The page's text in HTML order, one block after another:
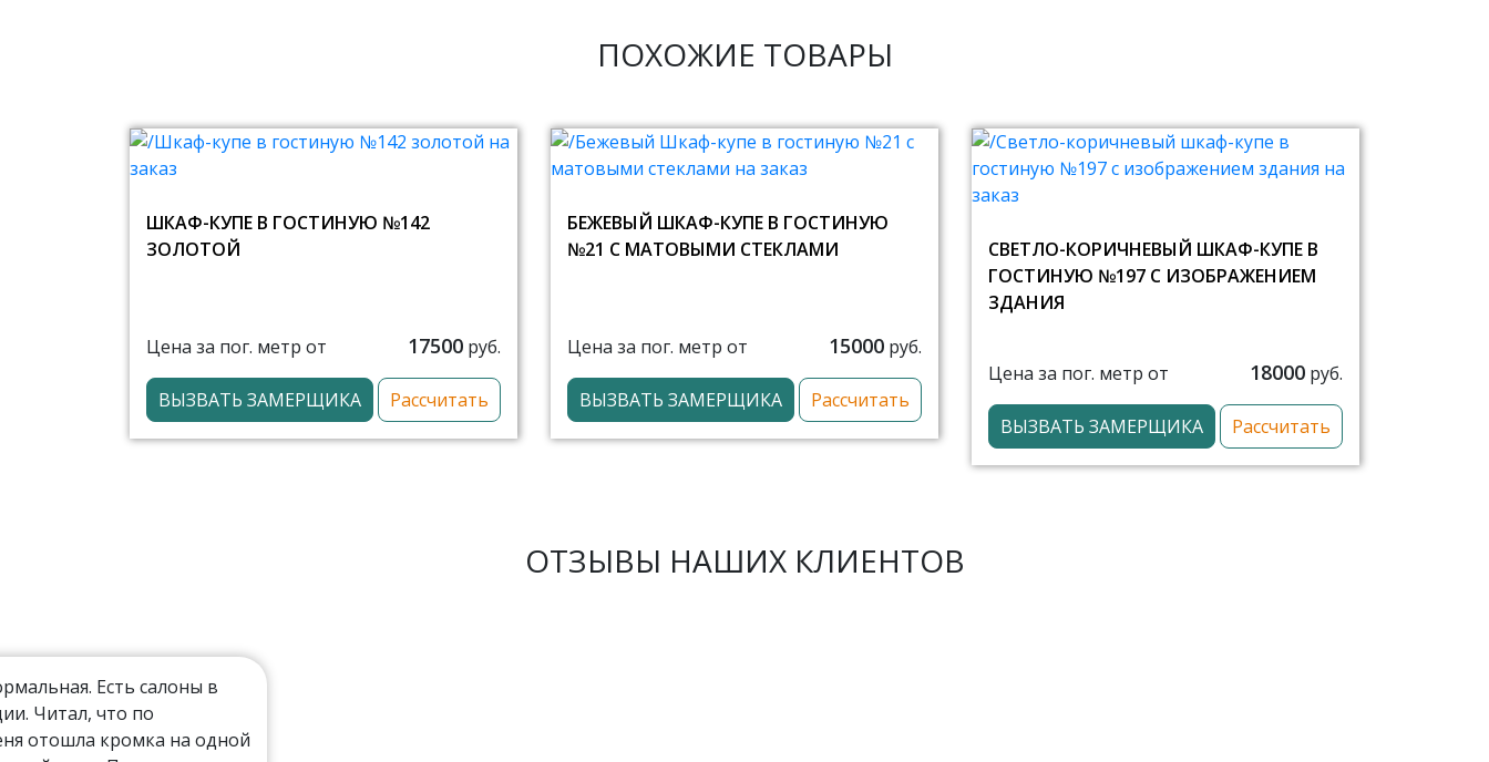
ПОХОЖИЕ ТОВАРЫ
ШКАФ-КУПЕ В ГОСТИНУЮ №142
ЗОЛОТОЙ
Цена за пог. метр от 17500 руб.
ВЫЗВАТЬ ЗАМЕРЩИКА Рассчитать
БЕЖЕВЫЙ ШКАФ-КУПЕ В ГОСТИНУЮ
№21 С МАТОВЫМИ СТЕКЛАМИ
Цена за пог. метр от 15000 руб.
ВЫЗВАТЬ ЗАМЕРЩИКА Рассчитать
СВЕТЛО-КОРИЧНЕВЫЙ ШКАФ-КУПЕ В
ГОСТИНУЮ №197 С ИЗОБРАЖЕНИЕМ
ЗДАНИЯ
Цена за пог. метр от 18000 руб.
ВЫЗВАТЬ ЗАМЕРЩИКА Рассчитать
ОТЗЫВЫ НАШИХ КЛИЕНТОВ
Есть салоны в
Читал, что по
отошла кромка на одной